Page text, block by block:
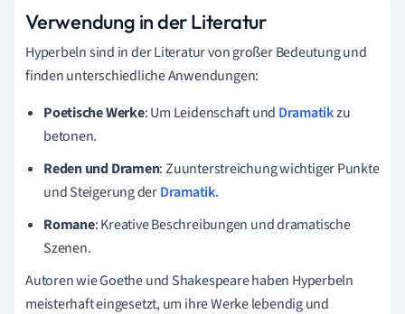
Verwendung in der Literatur
Hyperbeln sind in der Literatur von großer Bedeutung und
finden unterschiedliche Anwendungen:
Poetische Werke: Um Leidenschaft und Dramatikzu
betonen.
Reden und Dramen: Zuunterstreichung wichtiger Punkte
und Steigerung derDramatik.
Romane: Kreative Beschreibungen und dramatische
Szenen.
Autoren wie Goethe und Shakespeare haben Hyperbeln
meisterhaft eingesetzt, um ihre Werke lebendig und